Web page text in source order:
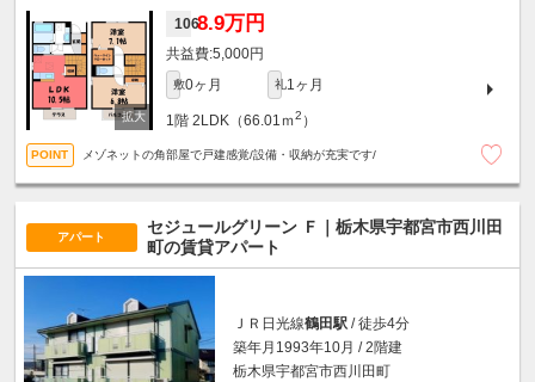
1068.9万円
5,000円
敷0ヶ月 礼1ヶ月
1階 2LDK（66.01ｍ2 ）
メゾネットの角部屋で戸建感覚/設備・収納が充実です/
アパート
セジュールグリーン Ｆ｜栃木県宇都宮市西川田
町の賃貸アパート
ＪＲ日光線鶴田駅 / 徒歩4分
築年月1993年10月 / 2階建
栃木県宇都宮市西川田町